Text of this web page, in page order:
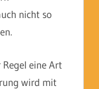
nicht so
eine Art
wird mit